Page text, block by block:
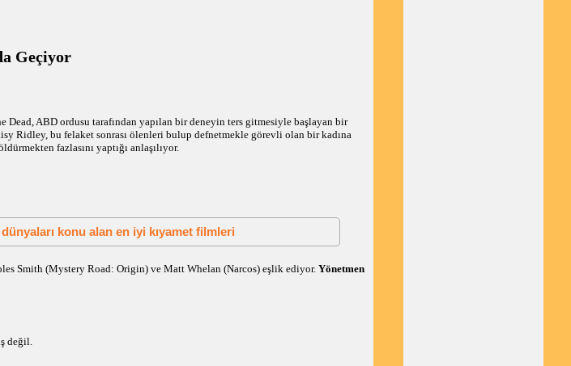
Geçiyor
ABD ordusu tarafından yapılan bir deneyin ters gitmesiyle başlayan bir
Ridley, bu felaket sonrası ölenleri bulup defnetmekle görevli olan bir kadına
fazlasını yaptığı anlaşılıyor.
dünyaları konu alan en iyi kıyamet filmleri
Smith (Mystery Road: Origin) ve Matt Whelan (Narcos) eşlik ediyor.Yönetmen
değil.